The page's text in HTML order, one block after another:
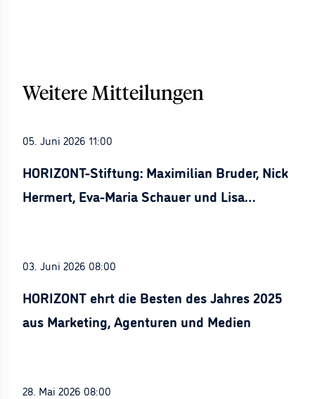
Weitere Mitteilungen
05. Juni 2026 11:00
HORIZONT-Stiftung: Maximilian Bruder, Nick
Hermert, Eva-Maria Schauer und Lisa
03. Juni 2026 08:00
HORIZONT ehrt die Besten des Jahres 2025
aus Marketing, Agenturen und Medien
28. Mai 2026 08:00